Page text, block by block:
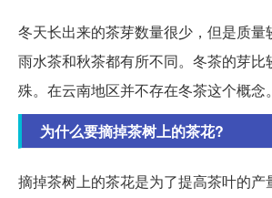
冬天长出来的茶芽数量很少，但是质量
雨水茶和秋茶都有所不同。冬茶的芽比
殊。在云南地区并不存在冬茶这个概念。
为什么要摘掉茶树上的茶花?
摘掉茶树上的茶花是为了提高茶叶的产